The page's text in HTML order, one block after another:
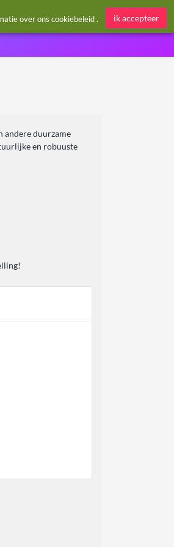
/ Register
andere duurzame
en robuuste
over ons cookiebeleid. ik accepteer